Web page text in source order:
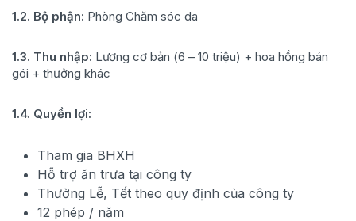
1.2. Bộ phận: Phòng Chăm sóc da
1.3. Thu nhập: Lương cơ bản (6 – 10 triệu) + hoa hồng bán
gói + thưởng khác
1.4. Quyền lợi:
Tham gia BHXH
Hỗ trợ ăn trưa tại công ty
Thưởng Lễ, Tết theo quy định của công ty
12 phép / năm